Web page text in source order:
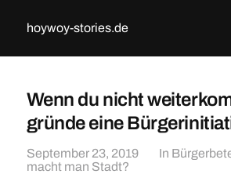
hoywoy-stories.de
Wenn du nicht
gründe eine
September 23, 2019 In
macht man Stadt?